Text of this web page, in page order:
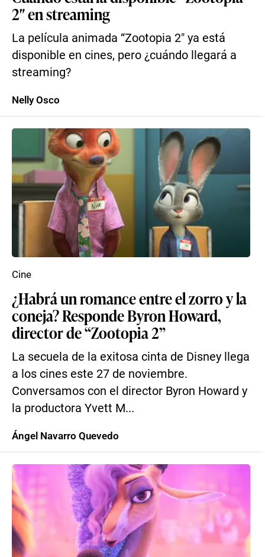
2″ en streaming
La película animada “Zootopia 2″ ya está
disponible en cines, pero ¿cuándo llegará a
streaming?
Nelly Osco
¿Habrá un romance entre el zorro y la
coneja? Responde Byron Howard,
director de “Zootopia 2”
La secuela de la exitosa cinta de Disney llega
a los cines este 27 de noviembre.
Conversamos con el director Byron Howard y
la productora Yvett M...
Cine
Ángel Navarro Quevedo